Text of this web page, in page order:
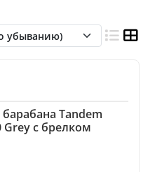
Tandem
Grey с брелком